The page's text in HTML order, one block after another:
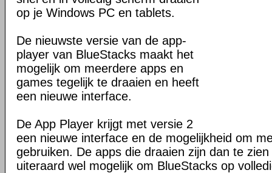
op je Windows PC en tablets.
De nieuwste versie van de app-
player van BlueStacks maakt het
mogelijk om meerdere apps en
games tegelijk te draaien en heeft
een nieuwe interface.
De App Player krijgt met versie 2
een nieuwe interface en de mogelijkheid om
gebruiken. De apps die draaien zijn dan te
uiteraard wel mogelijk om BlueStacks op